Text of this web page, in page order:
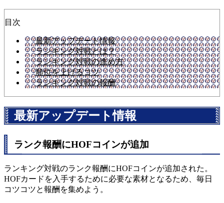
目次
最新アップデート情報
ランキング対戦とは？
ランキング対戦の進め方
順位を上げるコツ
ランキング対戦の報酬
最新アップデート情報
ランク報酬にHOFコインが追加
ランキング対戦のランク報酬にHOFコインが追加された。
HOFカードを入手するために必要な素材となるため、毎日
コツコツと報酬を集めよう。